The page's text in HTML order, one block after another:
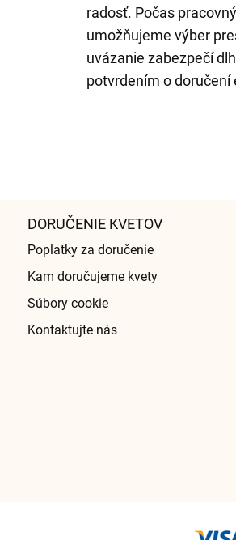
radosť. Počas
umožňujeme výber
uvázanie zabezpečí
potvrdením o doručení
DORUČENIE KVETOV
Poplatky za doručenie
Kam doručujeme kvety
Súbory cookie
Kontaktujte nás